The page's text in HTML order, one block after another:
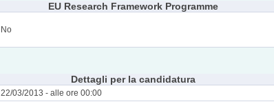
EU Research Framework Programme
No
Dettagli per la candidatura
22/03/2013 - alle ore 00:00